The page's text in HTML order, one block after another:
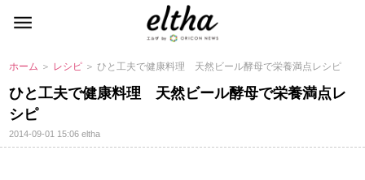
ホーム ＞ レシピ ＞ ひと工夫で健康料理 天然ビール酵母で栄養満点レシピ
ひと工夫で健康料理 天然ビール酵母で栄養満点レ
シピ
2014-09-01 15:06eltha